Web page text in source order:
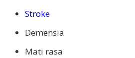
Stroke
Demensia
Mati rasa